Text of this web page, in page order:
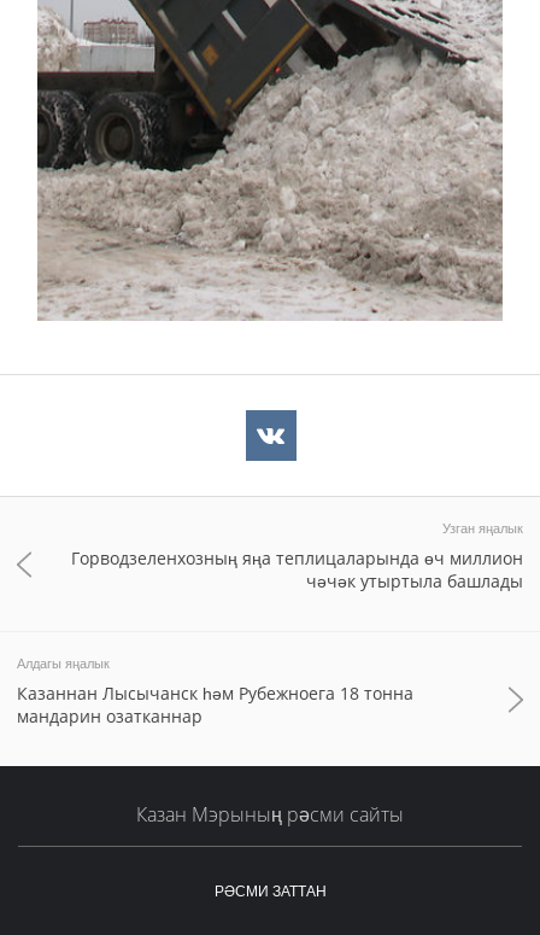
Узган яңалык
Горводзеленхозның яңа теплицаларында өч миллион
чәчәк утыртыла башлады
Алдагы яңалык
Казаннан Лысычанск һәм Рубежноега 18 тонна
мандарин озатканнар
Казан Мэрының рәсми сайты
РӘСМИ ЗАТТАН